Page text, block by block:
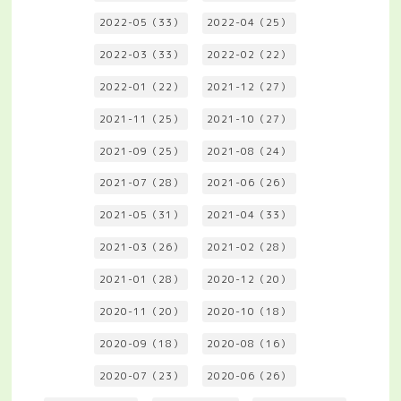
2022-05（33） 2022-04（25）
2022-03（33） 2022-02（22）
2022-01（22） 2021-12（27）
2021-11（25） 2021-10（27）
2021-09（25） 2021-08（24）
2021-07（28） 2021-06（26）
2021-05（31） 2021-04（33）
2021-03（26） 2021-02（28）
2021-01（28） 2020-12（20）
2020-11（20） 2020-10（18）
2020-09（18） 2020-08（16）
2020-07（23） 2020-06（26）